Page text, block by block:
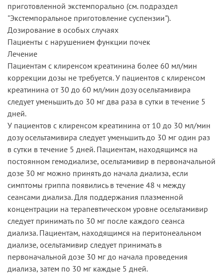
приготовленной экстемпорально (см. подраздел
"Экстемпоральное приготовление суспензии").
Дозирование в особых случаях
Пациенты с нарушением функции почек
Лечение
Пациентам с клиренсом креатинина более 60 мл/мин
коррекции дозы не требуется. У пациентов с клиренсом
креатинина от 30 до 60 мл/мин дозу осельтамивира
следует уменьшить до 30 мг два раза в сутки в течение 5
дней.
У пациентов с клиренсом креатинина от 10 до 30 мл/мин
дозу осельтамивира следует уменьшить до 30 мг один раз
в сутки в течение 5 дней. Пациентам, находящимся на
постоянном гемодиализе, осельтамивир в первоначальной
дозе 30 мг можно принять до начала диализа, если
симптомы гриппа появились в течение 48 ч между
сеансами диализа. Для поддержания плазменной
концентрации на терапевтическом уровне осельтамивир
следует принимать по 30 мг после каждого сеанса
диализа. Пациентам, находящимся на перитонеальном
диализе, осельтамивир следует принимать в
первоначальной дозе 30 мг до начала проведения
диализа, затем по 30 мг каждые 5 дней.